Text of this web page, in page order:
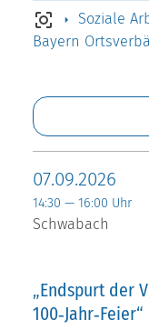
Soziale
Bayern
07.09.2026
14:30 — 16:00 Uhr
Schwabach
„Endspurt der
100‑Jahr‑Feier“